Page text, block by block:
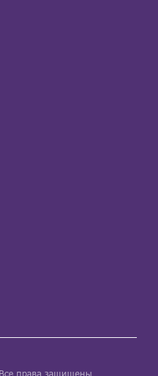
права защищены